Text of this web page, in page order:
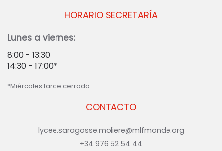
CONTACTO
lycee.saragosse.moliere@mlfmonde.org
+34 976 52 54 44
HORARIO SECRETARÍA
Lunes a viernes:
8:00 - 13:30
14:30 - 17:00*
*Miércoles tarde cerrado